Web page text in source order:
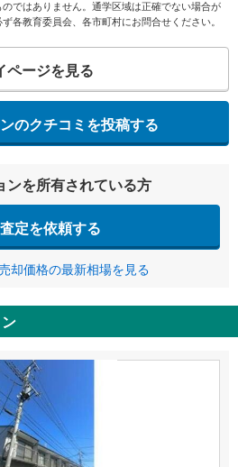
ではありません。通学区域は正確でない場合が
各教育委員会、各市町村にお問合せください。
ページを見る
のクチコミを投稿する
ンを所有されている方
定を依頼する
却価格の最新相場を見る